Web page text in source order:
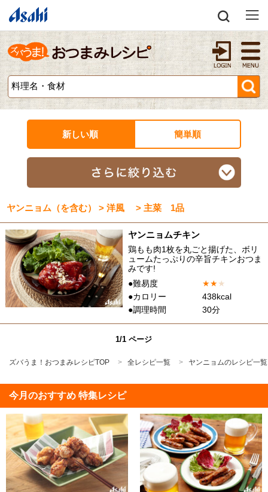
新しい順 簡単順
ヤンニョム（を含む） > 洋風 > 主菜 1品
ヤンニョムチキン
鶏もも肉1枚を丸ごと揚げた、ボリ
ュームたっぷりの辛旨チキンおつま
みです!
●難易度
★★★
●カロリー
438kcal
●調理時間
30分
1/1 ページ
ズバうま！おつまみレシピTOP 全レシピ一覧 ヤンニョムのレシピ一覧
今月のおすすめ 特集レシピ